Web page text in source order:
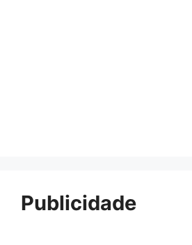
Publicidade